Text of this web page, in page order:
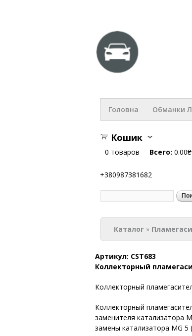
Головна Обманки
Кошик
0 товаров Всего: 0.00₴
+380987381682
Форма
Вы здесь
Каталог »
Артикул: CST683
Коллекторный
Коллекторный
Коллекторный
заменителя катализатора
замены катализатора MG